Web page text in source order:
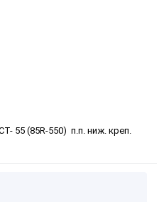
55 (85R-550) п.п. ниж. креп.